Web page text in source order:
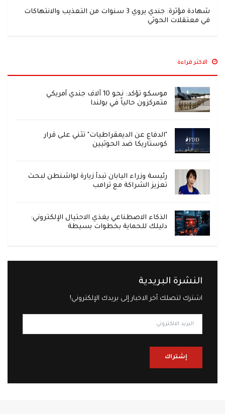
شهادة مؤثرة: جندي يروي 3 سنوات من التعذيب والانتهاكات
في معتقلات الحوثي
الاكثر قراءة
موسكو تؤكد: نحو 10 آلاف جندي أمريكي
متمركزون حالياً في بولندا
"الدفاع عن الديمقراطيات" تثني على قرار
كوستاريكا ضد الحوثيين
رئيسة وزراء اليابان تبدأ زيارة لواشنطن لبحث
تعزيز الشراكة مع ترامب
الذكاء الاصطناعي يغذي الاحتيال الإلكتروني:
دليلك للحماية بخطوات بسيطة
النشرة البريدية
اشترك لتصلك آخر الاخبار إلى بريدك الإلكتروني!
إشتراك